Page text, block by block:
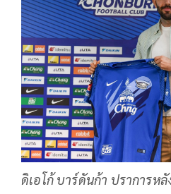
ดิเอโก้ บาร์ดันก้า ปราการ